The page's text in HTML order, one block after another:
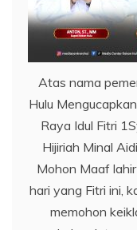
Atas nama
Hulu
Raya Idul Fitri
Hijiriah Minal
Mohon Maaf
hari yang Fitri ini,
memohon